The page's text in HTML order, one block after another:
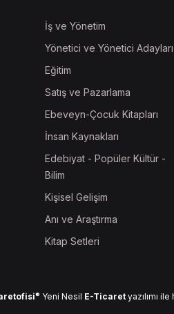
İş ve Yönetim
Yönetici ve Yönetici Adayları
Eğitim
Satış ve Pazarlama
Ebeveyn-Çocuk Kitapları
İnsan Kaynakları
Edebiyat - Popüler Kültür -
Bilim
Kişisel Gelişim
Anı ve Araştırma
Kitap Setleri
® Yeni Nesil E-Ticaretyazılımı ile